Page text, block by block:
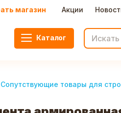
магазин Акции
Каталог
Сопутствующие товары для